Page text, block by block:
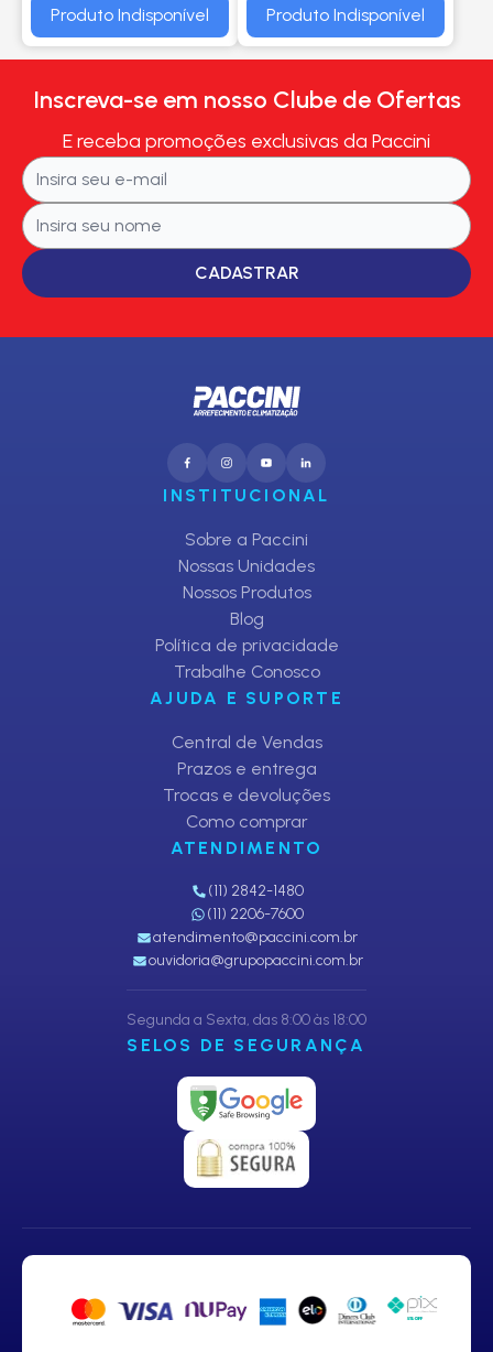
Produto Indisponível Produto Indisponível
Inscreva-se em nosso Clube de Ofertas
E receba promoções exclusivas da Paccini
CADASTRAR
INSTITUCIONAL
Sobre a Paccini
Nossas Unidades
Nossos Produtos
Blog
Política de privacidade
Trabalhe Conosco
AJUDA E SUPORTE
Central de Vendas
Prazos e entrega
Trocas e devoluções
Como comprar
ATENDIMENTO
(11) 2842-1480
(11) 2206-7600
atendimento@paccini.com.br
ouvidoria@grupopaccini.com.br
Segunda a Sexta, das 8:00 às 18:00
SELOS DE SEGURANÇA